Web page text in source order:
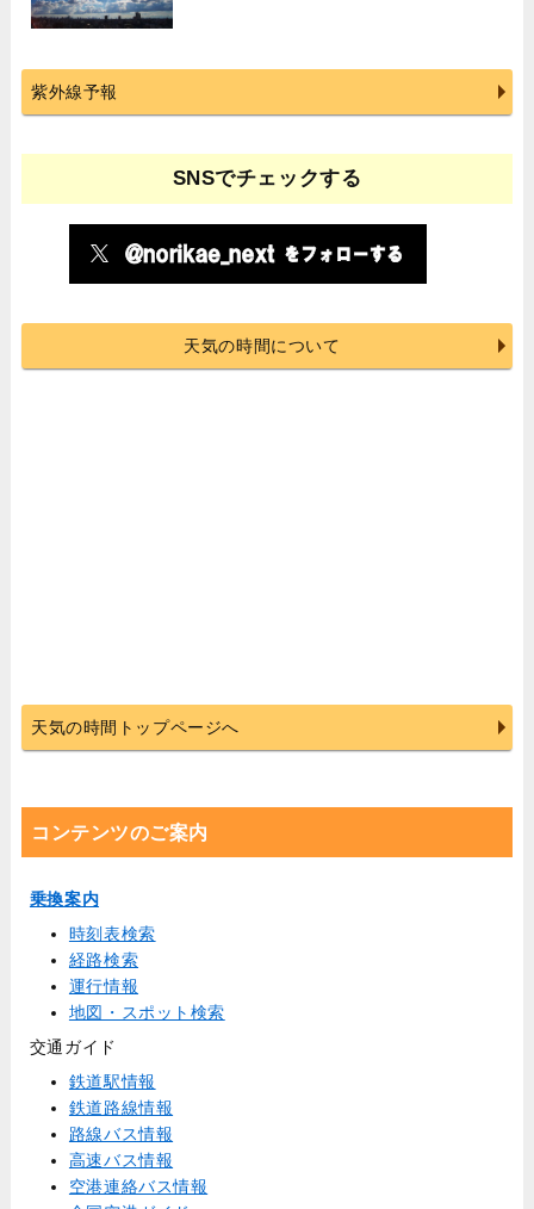
紫外線予報
SNSでチェックする
天気の時間について
天気の時間トップページへ
コンテンツのご案内
乗換案内
時刻表検索
経路検索
運行情報
地図・スポット検索
交通ガイド
鉄道駅情報
鉄道路線情報
路線バス情報
高速バス情報
空港連絡バス情報